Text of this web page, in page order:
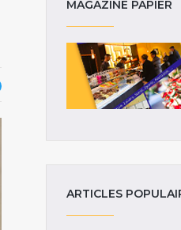
MAGAZINE PAPIER
ARTICLES